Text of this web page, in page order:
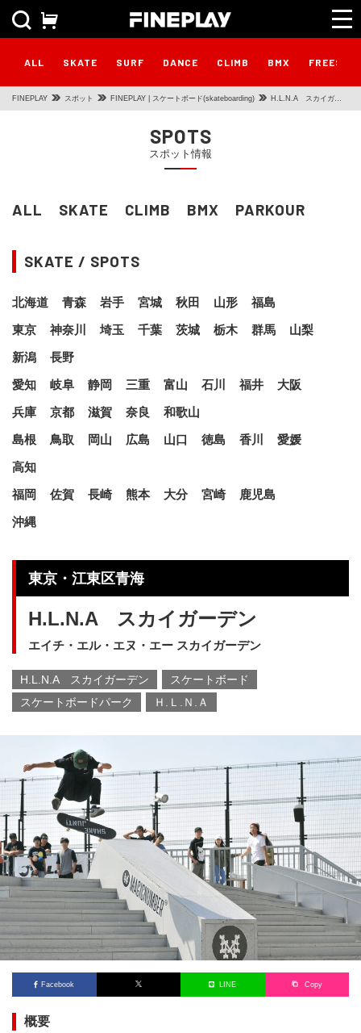
ALL SKATE SURF DANCE CLIMB BMX
FINEPLAY スポット FINEPLAY | スケートボード(skateboarding) H.L.N.A スカイガー
SPOTS
スポット情報
ALL SKATE CLIMB BMX PARKOUR
SKATE / SPOTS
北海道 青森 岩手 宮城 秋田 山形
福島
東京
神奈川 埼玉 千葉 茨城 栃木 群馬
山梨
新潟
長野
愛知
岐阜 静岡 三重 富山 石川 福井
大阪
兵庫
京都 滋賀 奈良
和歌山
島根
鳥取 岡山 広島 山口 徳島 香川
愛媛
高知
福岡
佐賀 長崎 熊本 大分 宮崎
鹿児島
沖縄
東京・江東区青海
H.L.N.A スカイガーデン
エイチ・エル・エヌ・エー スカイガーデン
H.L.N.A スカイガーデン
スケートボード
スケートボードパーク
Ｈ.Ｌ.Ｎ.Ａ
Facebook LINE Copy
概要